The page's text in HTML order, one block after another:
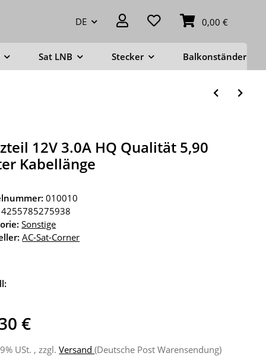
DE 0,00 €
Sat LNB Stecker Balkonständer
12V 3.0A HQ Qualität 5,90
Kabellänge
010010
4255785275938
Sonstige
AC-Sat-Corner
€
USt. , zzgl.Versand(Deutsche Post Warensendung)